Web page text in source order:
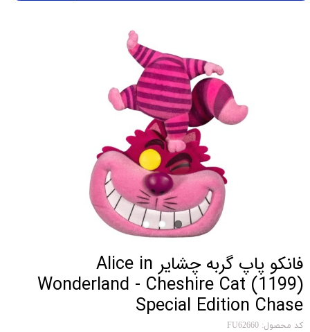
فانکو پاپ گربه چشایر Alice in
Wonderland - Cheshire Cat (1199)
Special Edition Chase
کد محصول: FU62660